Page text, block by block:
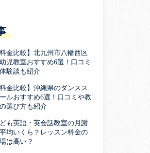
料金比較】北九州市八幡西区
児教室おすすめ6選！口コミ
験談も紹介
料金比較】沖縄県のダンスス
ルおすすめ6選！口コミや教
選び方も紹介
も英語・英会話教室の月謝
均いくら？レッスン料金の
は高い？